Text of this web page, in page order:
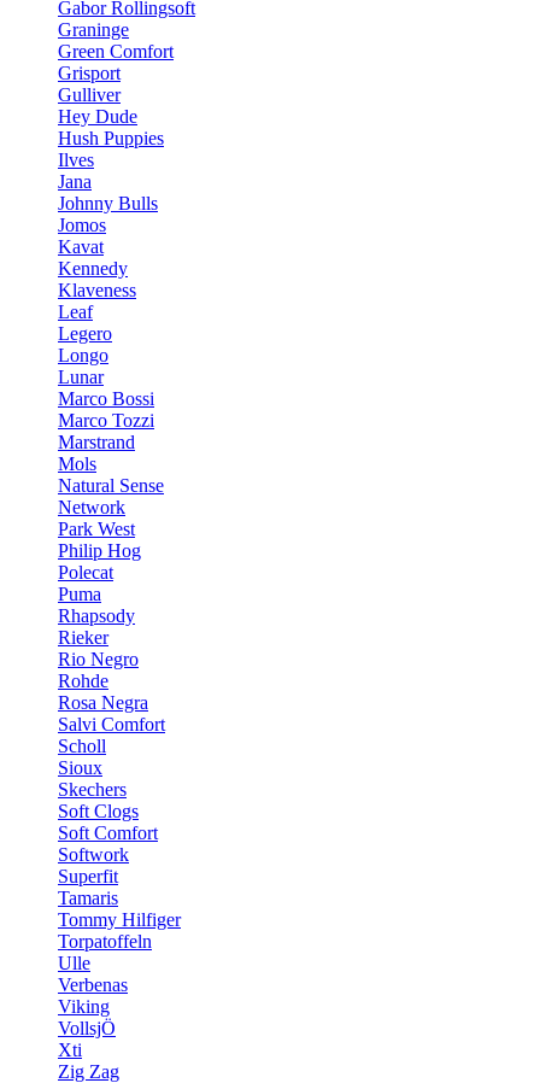
Gabor Rollingsoft
Graninge
Green Comfort
Grisport
Gulliver
Hey Dude
Hush Puppies
Ilves
Jana
Johnny Bulls
Jomos
Kavat
Kennedy
Klaveness
Leaf
Legero
Longo
Lunar
Marco Bossi
Marco Tozzi
Marstrand
Mols
Natural Sense
Network
Park West
Philip Hog
Polecat
Puma
Rhapsody
Rieker
Rio Negro
Rohde
Rosa Negra
Salvi Comfort
Scholl
Sioux
Skechers
Soft Clogs
Soft Comfort
Softwork
Superfit
Tamaris
Tommy Hilfiger
Torpatoffeln
Ulle
Verbenas
Viking
VollsjÖ
Xti
Zig Zag